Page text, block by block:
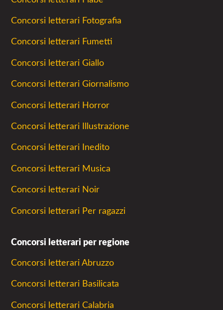
Concorsi letterari Fotografia
Concorsi letterari Fumetti
Concorsi letterari Giallo
Concorsi letterari Giornalismo
Concorsi letterari Horror
Concorsi letterari Illustrazione
Concorsi letterari Inedito
Concorsi letterari Musica
Concorsi letterari Noir
Concorsi letterari Per ragazzi
Concorsi letterari per regione
Concorsi letterari Abruzzo
Concorsi letterari Basilicata
Concorsi letterari Calabria